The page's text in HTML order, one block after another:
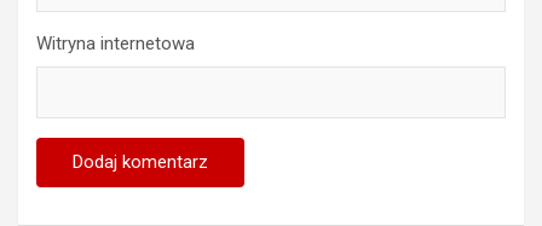
Witryna internetowa